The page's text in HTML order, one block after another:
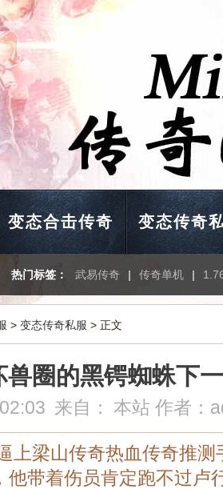
变态合击传奇 变态传奇
热门标签： 武易传奇 | 传奇单机 |
> 变态传奇私服 > 正文
兽圈的黑锷蜘蛛下
来自： 本站 作者：
上梁山传奇热血传奇推测
他带着伤员肯定跑不过卢